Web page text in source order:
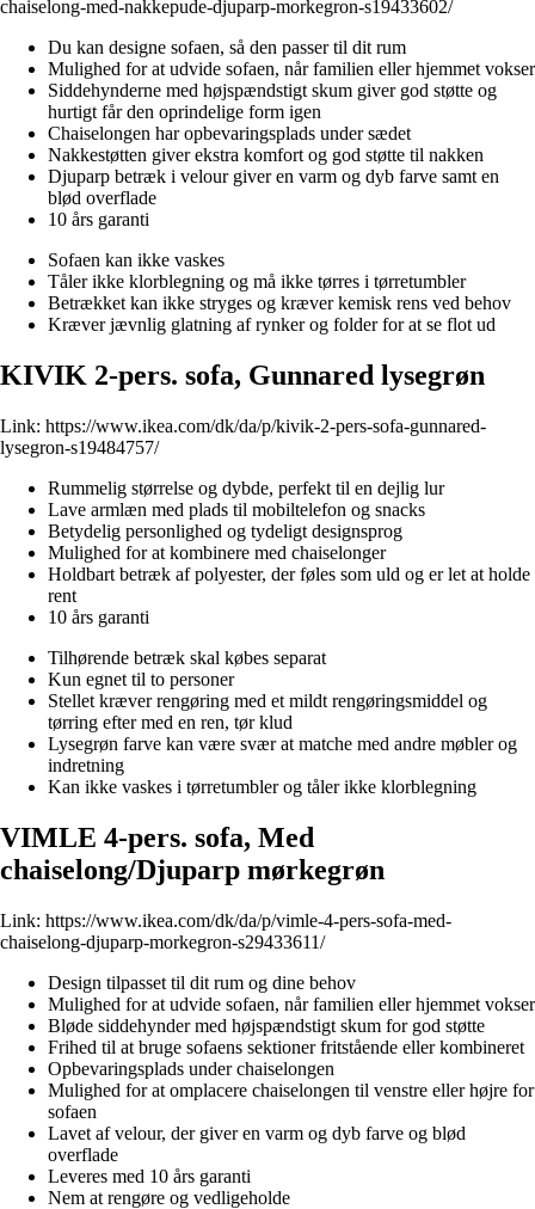
chaiselong-med-nakkepude-djuparp-morkegron-s19433602/
Du kan designe sofaen, så den passer til dit rum
Mulighed for at udvide sofaen, når familien eller hjemmet vokser
Siddehynderne med højspændstigt skum giver god støtte og
hurtigt får den oprindelige form igen
Chaiselongen har opbevaringsplads under sædet
Nakkestøtten giver ekstra komfort og god støtte til nakken
Djuparp betræk i velour giver en varm og dyb farve samt en
blød overflade
10 års garanti
Sofaen kan ikke vaskes
Tåler ikke klorblegning og må ikke tørres i tørretumbler
Betrækket kan ikke stryges og kræver kemisk rens ved behov
Kræver jævnlig glatning af rynker og folder for at se flot ud
KIVIK 2-pers. sofa, Gunnared lysegrøn
Link: https://www.ikea.com/dk/da/p/kivik-2-pers-sofa-gunnared-
lysegron-s19484757/
Rummelig størrelse og dybde, perfekt til en dejlig lur
Lave armlæn med plads til mobiltelefon og snacks
Betydelig personlighed og tydeligt designsprog
Mulighed for at kombinere med chaiselonger
Holdbart betræk af polyester, der føles som uld og er let at holde
rent
10 års garanti
Tilhørende betræk skal købes separat
Kun egnet til to personer
Stellet kræver rengøring med et mildt rengøringsmiddel og
tørring efter med en ren, tør klud
Lysegrøn farve kan være svær at matche med andre møbler og
indretning
Kan ikke vaskes i tørretumbler og tåler ikke klorblegning
VIMLE 4-pers. sofa, Med
chaiselong/Djuparp mørkegrøn
Link: https://www.ikea.com/dk/da/p/vimle-4-pers-sofa-med-
chaiselong-djuparp-morkegron-s29433611/
Design tilpasset til dit rum og dine behov
Mulighed for at udvide sofaen, når familien eller hjemmet vokser
Bløde siddehynder med højspændstigt skum for god støtte
Frihed til at bruge sofaens sektioner fritstående eller kombineret
Opbevaringsplads under chaiselongen
Mulighed for at omplacere chaiselongen til venstre eller højre for
sofaen
Lavet af velour, der giver en varm og dyb farve og blød
overflade
Leveres med 10 års garanti
Nem at rengøre og vedligeholde